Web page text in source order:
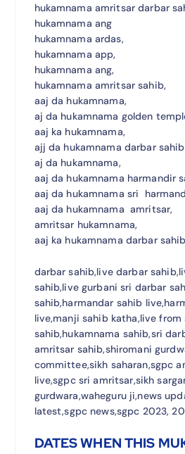
hukamnama amritsar darbar
hukamnama ang
hukamnama ardas,
hukamnama app,
hukamnama ang,
hukamnama amritsar sahib,
aaj da hukamnama,
aj da hukamnama golden
aaj ka hukamnama,
ajj da hukamnama darbar
aj da hukamnama,
aaj da hukamnama harmandir
aaj da hukamnama sri
aaj da hukamnama amritsar,
amritsar hukamnama,
aaj ka hukamnama darbar
darbar sahib,live darbar
sahib,live gurbani sri darbar
sahib,harmandar sahib
live,manji sahib katha,live
sahib,hukamnama sahib,sri
amritsar sahib,shiromani
committee,sikh saharan,sgpc
live,sgpc sri amritsar,sikh
gurdwara,waheguru ji,news
latest,sgpc news,sgpc 2023,
DATES WHEN THIS